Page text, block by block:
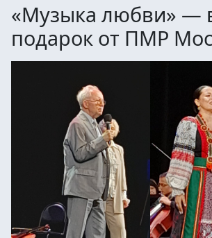
«Музыка любви» ―
подарок от ПМР